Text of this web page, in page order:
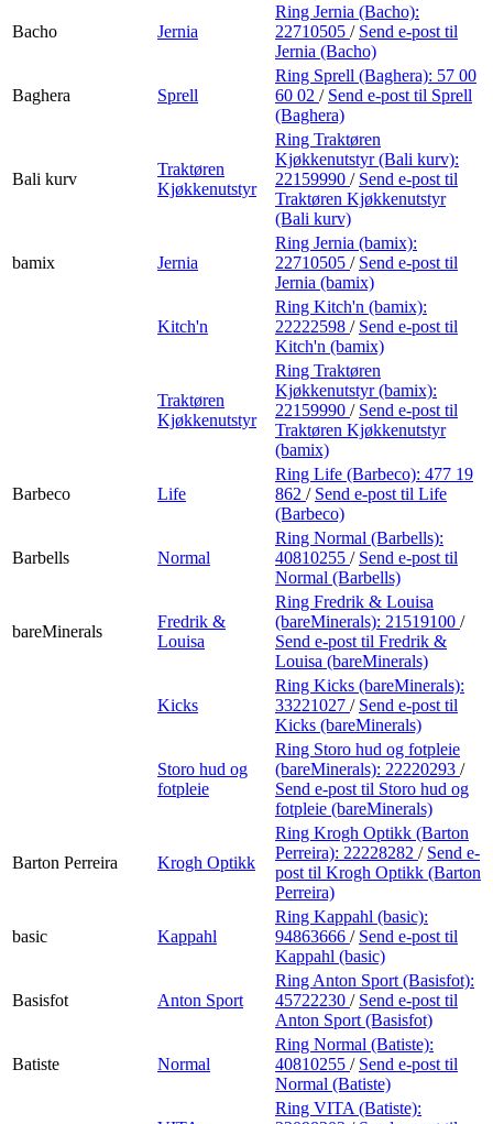
Bacho Jernia
Ring Jernia (Bacho):
22710505 / Send e-post til
Jernia (Bacho)
Baghera Sprell
Ring Sprell (Baghera): 57 00
60 02 / Send e-post til Sprell
(Baghera)
Bali kurv
Traktøren
Kjøkkenutstyr
Ring Traktøren
Kjøkkenutstyr (Bali kurv):
22159990 / Send e-post til
Traktøren Kjøkkenutstyr
(Bali kurv)
bamix Jernia
Ring Jernia (bamix):
22710505 / Send e-post til
Jernia (bamix)
Kitch'n
Ring Kitch'n (bamix):
22222598 / Send e-post til
Kitch'n (bamix)
Traktøren
Kjøkkenutstyr
Ring Traktøren
Kjøkkenutstyr (bamix):
22159990 / Send e-post til
Traktøren Kjøkkenutstyr
(bamix)
Barbeco Life
Ring Life (Barbeco): 477 19
862 / Send e-post til Life
(Barbeco)
Barbells Normal
Ring Normal (Barbells):
40810255 / Send e-post til
Normal (Barbells)
bareMinerals
Fredrik &
Louisa
Ring Fredrik & Louisa
(bareMinerals): 21519100 /
Send e-post til Fredrik &
Louisa (bareMinerals)
Kicks
Ring Kicks (bareMinerals):
33221027 / Send e-post til
Kicks (bareMinerals)
Storo hud og
fotpleie
Ring Storo hud og fotpleie
(bareMinerals): 22220293 /
Send e-post til Storo hud og
fotpleie (bareMinerals)
Barton Perreira Krogh Optikk
Ring Krogh Optikk (Barton
Perreira): 22228282 / Send e-
post til Krogh Optikk (Barton
Perreira)
basic Kappahl
Ring Kappahl (basic):
94863666 / Send e-post til
Kappahl (basic)
Basisfot Anton Sport
Ring Anton Sport (Basisfot):
45722230 / Send e-post til
Anton Sport (Basisfot)
Batiste Normal
Ring Normal (Batiste):
40810255 / Send e-post til
Normal (Batiste)
Ring VITA (Batiste):